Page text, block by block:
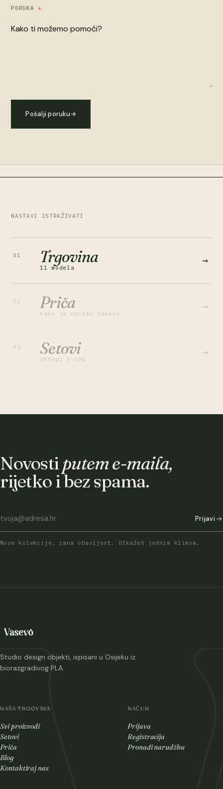
PORUKA *
Pošalji poruku→
NASTAVI ISTRAŽIVATI
01 Trgovina
11 modela
→
02 Priča
Kako je nastao Vasevo
→
03 Setovi
Uštedi 5–10%
→
Novostiputem e-maila,
rijetko i bez spama.
Prijavi
Nove kolekcije, rana obavijest. Otkažeš jednim klikom.
Studio design objekti, ispisani u Osijeku iz
biorazgradivog PLA.
NAŠA TRGOVINA
Svi proizvodi
Setovi
Priča
Blog
Kontaktiraj nas
RAČUN
Prijava
Registracija
Pronađi narudžbu